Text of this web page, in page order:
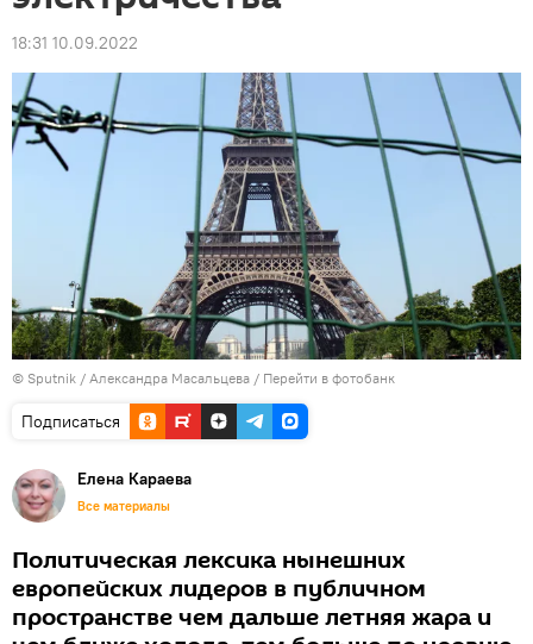
18:31 10.09.2022
© Sputnik / Александра Масальцева / Перейти в фотобанк
Подписаться
Елена Караева
Все материалы
Политическая лексика нынешних
европейских лидеров в публичном
пространстве чем дальше летняя жара и